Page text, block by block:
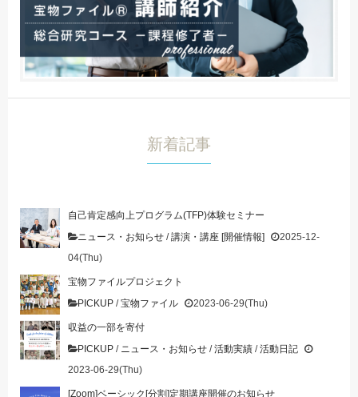
新着記事
自己肯定感向上プログラム(TFP)体験セミナー
ニュース・お知らせ /講演・講座 [開催情報]
2025-12-
04(Thu)
宝物ファイルプロジェクト
PICKUP /宝物ファイル 2023-06-29(Thu)
収益の一部を寄付
PICKUP / ニュース・お知らせ /活動実績 /活動日記
2023-06-29(Thu)
[Zoom]ベーシック[分割]定期講座開催のお知らせ